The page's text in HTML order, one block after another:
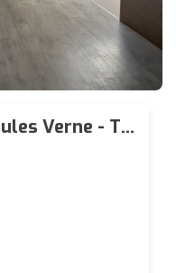
Verne - T2